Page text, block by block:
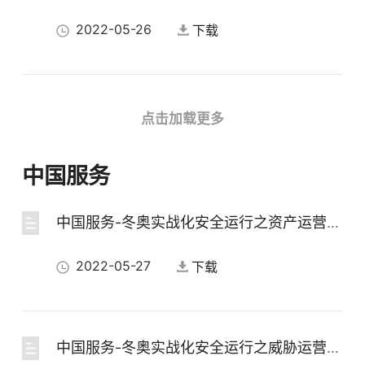
2022-05-26 下载
中国产品-基于三道防线的产品安全自查架构
点击加载更多
中国服务
中国服务-冬奥实战化安全运行之资产运营服务
2022-05-27 下载
中国服务-冬奥实战化安全运行之威胁运营服务